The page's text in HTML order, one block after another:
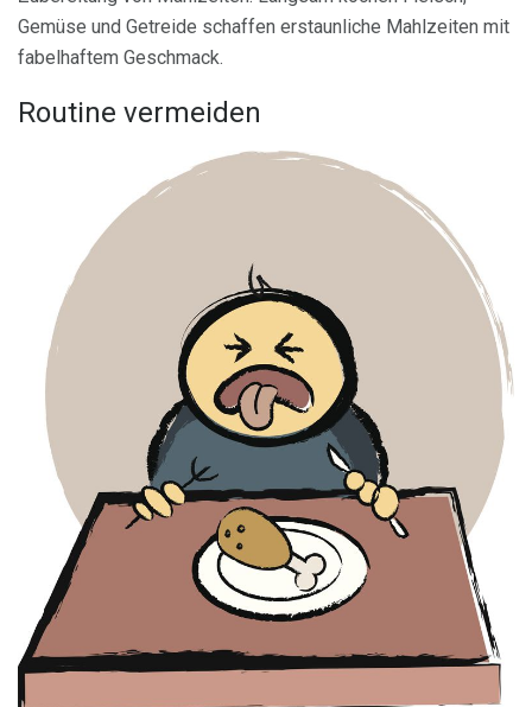
Gemüse und Getreide schaffen erstaunliche Mahlzeiten mit
fabelhaftem Geschmack.
Routine vermeiden